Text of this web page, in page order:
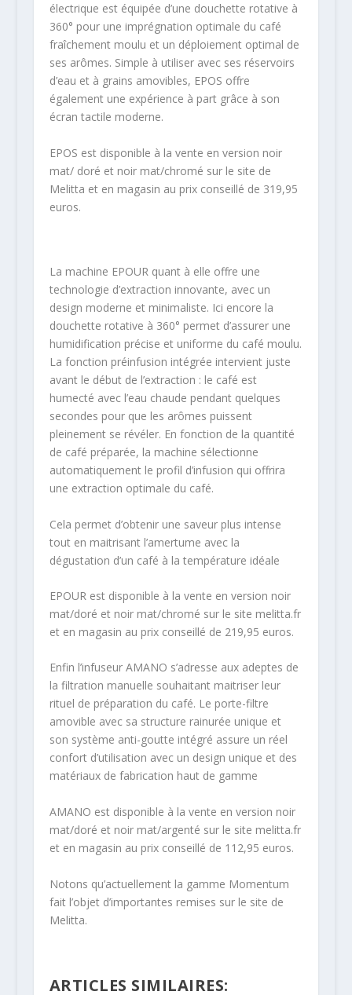
électrique est équipée d’une douchette rotative à
360° pour une imprégnation optimale du café
fraîchement moulu et un déploiement optimal de
ses arômes. Simple à utiliser avec ses réservoirs
d’eau et à grains amovibles, EPOS offre
également une expérience à part grâce à son
écran tactile moderne.
EPOS est disponible à la vente en version noir
mat/ doré et noir mat/chromé sur le site de
Melitta et en magasin au prix conseillé de 319,95
euros.
La machine EPOUR quant à elle offre une
technologie d’extraction innovante, avec un
design moderne et minimaliste. Ici encore la
douchette rotative à 360° permet d’assurer une
humidification précise et uniforme du café moulu.
La fonction préinfusion intégrée intervient juste
avant le début de l’extraction : le café est
humecté avec l’eau chaude pendant quelques
secondes pour que les arômes puissent
pleinement se révéler. En fonction de la quantité
de café préparée, la machine sélectionne
automatiquement le profil d’infusion qui offrira
une extraction optimale du café.
Cela permet d’obtenir une saveur plus intense
tout en maitrisant l’amertume avec la
dégustation d’un café à la température idéale
EPOUR est disponible à la vente en version noir
mat/doré et noir mat/chromé sur le site melitta.fr
et en magasin au prix conseillé de 219,95 euros.
Enfin l’infuseur AMANO s’adresse aux adeptes de
la filtration manuelle souhaitant maitriser leur
rituel de préparation du café. Le porte-filtre
amovible avec sa structure rainurée unique et
son système anti-goutte intégré assure un réel
confort d’utilisation avec un design unique et des
matériaux de fabrication haut de gamme
AMANO est disponible à la vente en version noir
mat/doré et noir mat/argenté sur le site melitta.fr
et en magasin au prix conseillé de 112,95 euros.
Notons qu’actuellement la gamme Momentum
fait l’objet d’importantes remises sur le site de
Melitta.
ARTICLES SIMILAIRES: